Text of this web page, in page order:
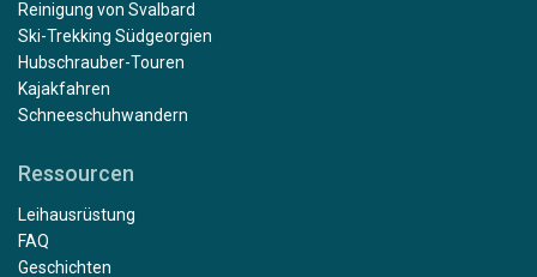
Reinigung von Svalbard
Ski-Trekking Südgeorgien
Hubschrauber-Touren
Kajakfahren
Schneeschuhwandern
Ressourcen
Leihausrüstung
FAQ
Geschichten